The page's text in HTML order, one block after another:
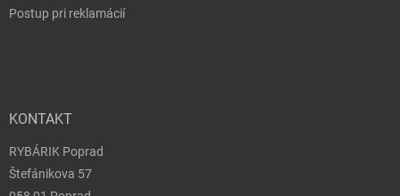
Postup pri reklamácií
KONTAKT
RYBÁRIK Poprad
Štefánikova 57